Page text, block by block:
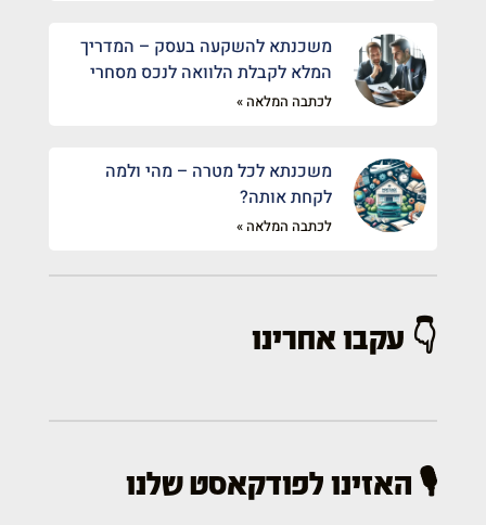
משכנתא להשקעה בעסק – המדריך
המלא לקבלת הלוואה לנכס מסחרי
לכתבה המלאה »
משכנתא לכל מטרה – מהי ולמה
לקחת אותה?
לכתבה המלאה »
👇 עקבו אחרינו
🎙️ האזינו לפודקאסט שלנו